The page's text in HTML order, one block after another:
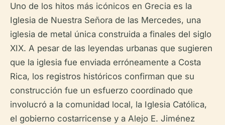
Uno de los hitos más icónicos en Grecia es la
Iglesia de Nuestra Señora de las Mercedes, una
iglesia de metal única construida a finales del siglo
XIX. A pesar de las leyendas urbanas que sugieren
que la iglesia fue enviada erróneamente a Costa
Rica, los registros históricos confirman que su
construcción fue un esfuerzo coordinado que
involucró a la comunidad local, la Iglesia Católica,
el gobierno costarricense y a Alejo E. Jiménez